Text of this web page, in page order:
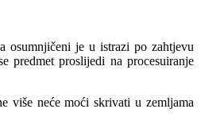
osumnjičeni je u istrazi po zahtjevu
predmet proslijedi na procesuiranje
više neće moći skrivati u zemljama